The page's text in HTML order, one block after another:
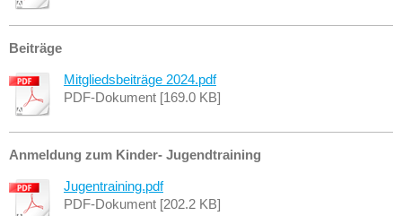
Beiträge
Mitgliedsbeiträge 2024.pdf
PDF-Dokument [169.0 KB]
Anmeldung zum Kinder- Jugendtraining
Jugentraining.pdf
PDF-Dokument [202.2 KB]